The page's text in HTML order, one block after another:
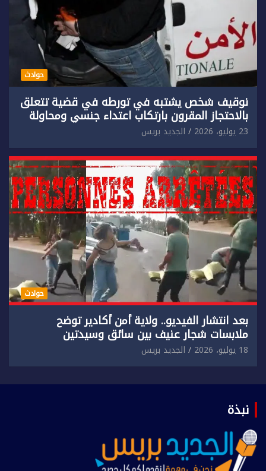
حوادث
توقيف شخص يشتبه في تورطه في قضية تتعلق
بالاحتجاز المقرون بارتكاب اعتداء جنسي ومحاولة
إضرام النار عمدا.
23 يوليو، 2026 الجديد بريس
حوادث
بعد انتشار الفيديو.. ولاية أمن أكادير توضح
ملابسات شجار عنيف بين سائق وسيدتين
18 يوليو، 2026 الجديد بريس
نبذة